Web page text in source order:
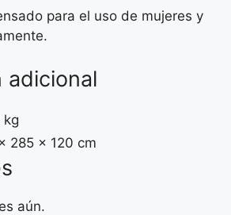
para el uso de mujeres y
adicional
kg
285 × 120 cm
aún.